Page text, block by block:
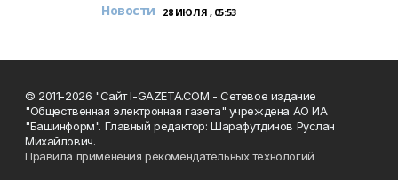
Новости 28 ИЮЛЯ , 05:53
© 2011-2026 "Сайт I-GAZETA.COM - Сетевое издание
"Общественная электронная газета" учреждена АО ИА
"Башинформ". Главный редактор: Шарафутдинов Руслан
Михайлович.
Правила применения рекомендательных технологий